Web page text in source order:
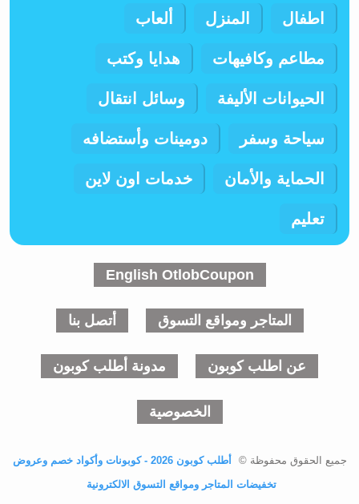
اطفال المنزل ألعاب
مطاعم وكافيهات هدايا وكتب
الحيوانات الأليفة وسائل انتقال
سياحة وسفر دومينات وأستضافه
الحماية والأمان خدمات اون لاين
تعليم
English OtlobCoupon
المتاجر ومواقع التسوق أتصل بنا
عن اطلب كوبون مدونة أطلب كوبون
الخصوصية
جميع الحقوق محفوظة ©
أطلب كوبون 2026 - كوبونات وأكواد خصم وعروض
تخفيضات المتاجر ومواقع التسوق الالكترونية